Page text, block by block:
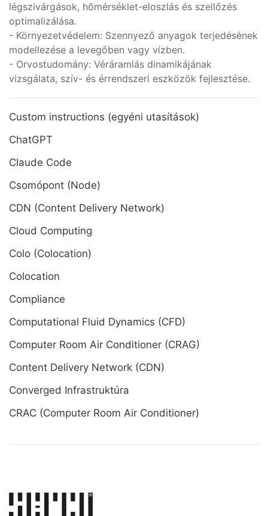
légszivárgások, hőmérséklet-eloszlás és szellőzés
optimalizálása.
- Környezetvédelem: Szennyező anyagok terjedésének
modellezése a levegőben vagy vízben.
- Orvostudomány: Véráramlás dinamikájának
vizsgálata, szív- és érrendszeri eszközök fejlesztése.
Custom instructions (egyéni utasítások)
ChatGPT
Claude Code
Csomópont (Node)
CDN (Content Delivery Network)
Cloud Computing
Colo (Colocation)
Colocation
Compliance
Computational Fluid Dynamics (CFD)
Computer Room Air Conditioner (CRAG)
Content Delivery Network (CDN)
Converged Infrastruktúra
CRAC (Computer Room Air Conditioner)